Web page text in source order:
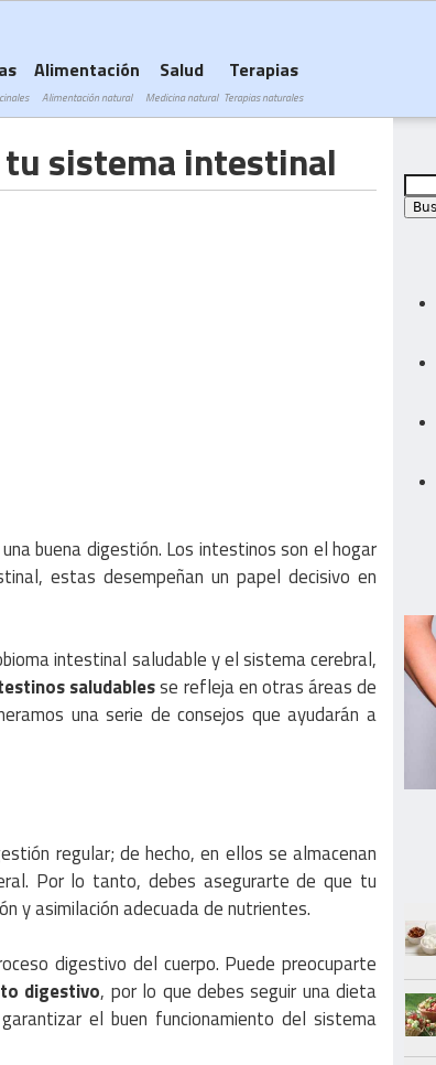
tu sistema intestinal
buena digestión. Los intestinos son el hogar
estas desempeñan un papel decisivo en
intestinal saludable y el sistema cerebral,
saludablesse refleja en otras áreas de
una serie de consejos que ayudarán a
regular; de hecho, en ellos se almacenan
Por lo tanto, debes asegurarte de que tu
y asimilación adecuada de nutrientes.
digestivo del cuerpo. Puede preocuparte
digestivo, por lo que debes seguir una dieta
el buen funcionamiento del sistema
Alimentación
Alimentación natural
Salud
Medicina natural
Terapias
Terapias naturales